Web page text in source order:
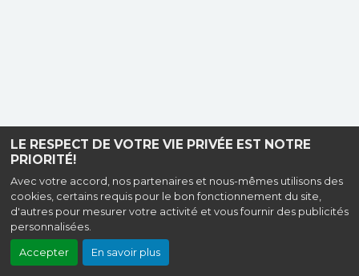
LE RESPECT DE VOTRE VIE PRIVÉE EST NOTRE
PRIORITÉ!
Avec votre accord, nos partenaires et nous-mêmes utilisons des
cookies, certains requis pour le bon fonctionnement du site,
d'autres pour mesurer votre activité et vous fournir des publicités
personnalisées.
Accepter En savoir plus